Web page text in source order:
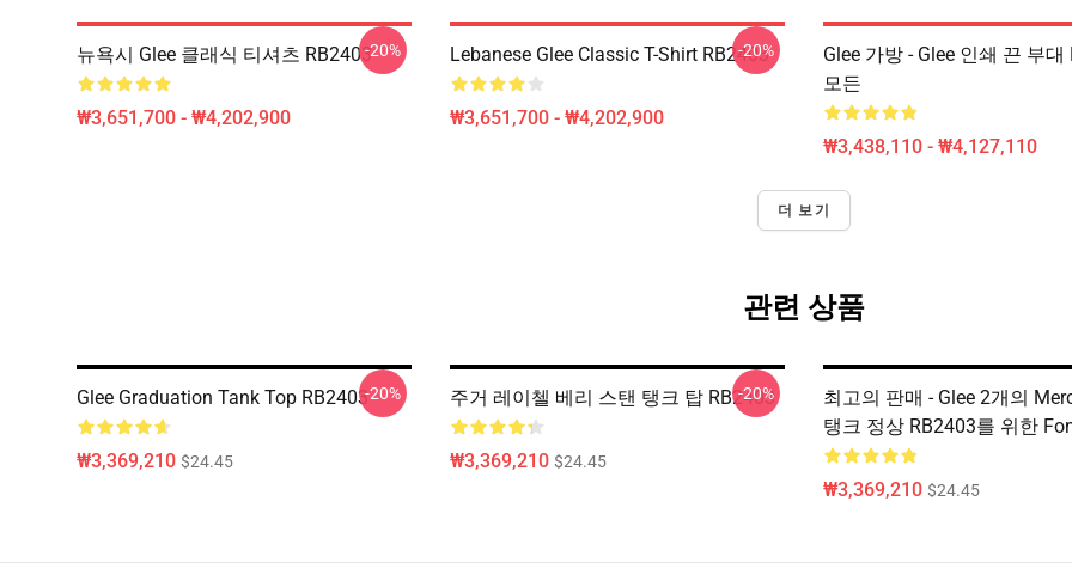
뉴욕시 Glee 클래식 티셔츠 RB2403
₩3,651,700 - ₩4,202,900
-20% Lebanese Glee Classic T-Shirt RB2403
₩3,651,700 - ₩4,202,900
-20%
Glee 가방 - Glee 인쇄 끈 부대
모든
₩3,438,110 - ₩4,127,110
더 보기
관련 상품
Glee Graduation Tank Top RB2403
₩3,369,210 $24.45
-20% 주거 레이첼 베리 스탠 탱크 탑 RB2403
₩3,369,210 $24.45
-20%
최고의 판매 - Glee 2개의
탱크 정상 RB2403를 위한
₩3,369,210 $24.45